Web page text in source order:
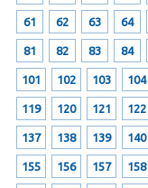
61 62 63 64
81 82 83 84
101 102 103 104
119 120 121 122
137 138 139 140
155 156 157 158